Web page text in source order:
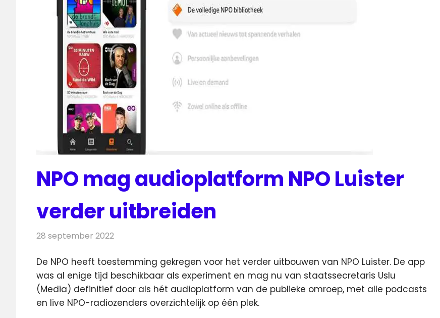
NPO mag audioplatform NPO Luister
verder uitbreiden
28 september 2022
De NPO heeft toestemming gekregen voor het verder uitbouwen van NPO Luister. De app
was al enige tijd beschikbaar als experiment en mag nu van staatssecretaris Uslu
(Media) definitief door als hét audioplatform van de publieke omroep, met alle podcasts
en live NPO-radiozenders overzichtelijk op één plek.